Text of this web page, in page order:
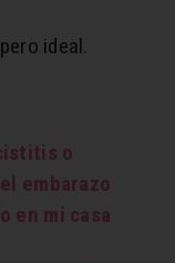
ideal.
o
embarazo
en mi casa